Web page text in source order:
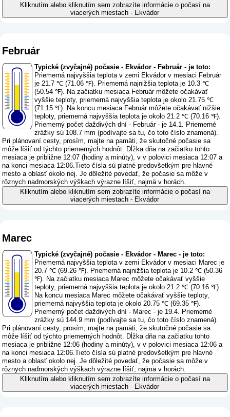
Kliknutím alebo kliknutím sem zobrazíte informácie o počasí na
viacerých miestach - Ekvádor
Február
Typické (zvyčajné) počasie - Ekvádor - Február - je toto:
Priemerná najvyššia teplota v zemi Ekvádor v mesiaci Február
je 21.7 ℃ (71.06 ℉). Priemerná najnižšia teplota je 10.3 ℃
(50.54 ℉). Na začiatku mesiaca Február môžete očakávať
vyššie teploty, priemerná najvyššia teplota je okolo 21.75 ℃
(71.15 ℉). Na koncu mesiaca Február môžete očakávať nižšie
teploty, priemerná najvyššia teplota je okolo 21.2 ℃ (70.16 ℉).
Priemerný počet daždivých dní - Február - je 14.1. Priemerné
zrážky sú 108.7 mm (podívajte sa tu, čo toto číslo znamená).
Pri plánovaní cesty, prosím, majte na pamäti, že skutočné počasie sa
môže líšiť od týchto priemerných hodnôt. Dĺžka dňa na začiatku tohto
mesiaca je približne 12:07 (hodiny a minúty), v v polovici mesiaca 12:07 a
na konci mesiaca 12:06.Tieto čísla sú platné predovšetkým pre hlavné
mesto a oblasť okolo nej. Je dôležité povedať, že počasie sa môže v
rôznych nadmorských výškach výrazne líšiť, najmä v horách.
Kliknutím alebo kliknutím sem zobrazíte informácie o počasí na
viacerých miestach - Ekvádor
Marec
Typické (zvyčajné) počasie - Ekvádor - Marec - je toto:
Priemerná najvyššia teplota v zemi Ekvádor v mesiaci Marec je
20.7 ℃ (69.26 ℉). Priemerná najnižšia teplota je 10.2 ℃ (50.36
℉). Na začiatku mesiaca Marec môžete očakávať vyššie
teploty, priemerná najvyššia teplota je okolo 21.2 ℃ (70.16 ℉).
Na koncu mesiaca Marec môžete očakávať vyššie teploty,
priemerná najvyššia teplota je okolo 20.75 ℃ (69.35 ℉).
Priemerný počet daždivých dní - Marec - je 19.4. Priemerné
zrážky sú 144.9 mm (podívajte sa tu, čo toto číslo znamená).
Pri plánovaní cesty, prosím, majte na pamäti, že skutočné počasie sa
môže líšiť od týchto priemerných hodnôt. Dĺžka dňa na začiatku tohto
mesiaca je približne 12:06 (hodiny a minúty), v v polovici mesiaca 12:06 a
na konci mesiaca 12:06.Tieto čísla sú platné predovšetkým pre hlavné
mesto a oblasť okolo nej. Je dôležité povedať, že počasie sa môže v
rôznych nadmorských výškach výrazne líšiť, najmä v horách.
Kliknutím alebo kliknutím sem zobrazíte informácie o počasí na
viacerých miestach - Ekvádor